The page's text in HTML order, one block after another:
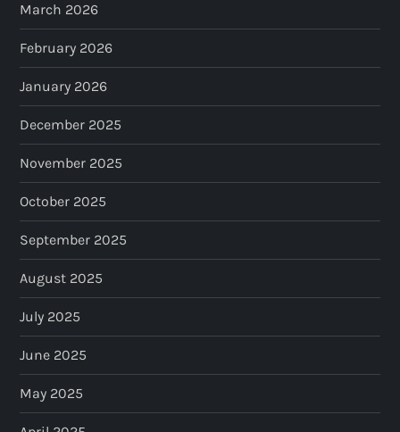
March 2026
February 2026
January 2026
December 2025
November 2025
October 2025
September 2025
August 2025
July 2025
June 2025
May 2025